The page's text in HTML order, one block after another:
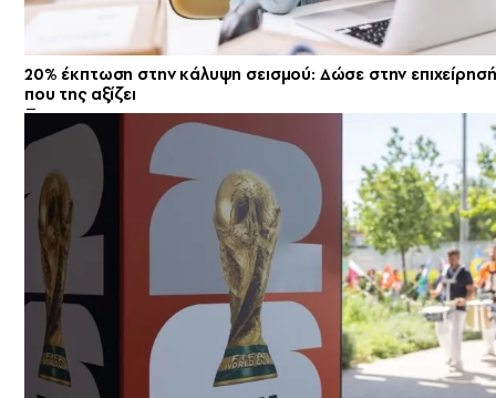
20% έκπτωση στην κάλυψη σεισμού: Δώσε στην
που της αξίζει